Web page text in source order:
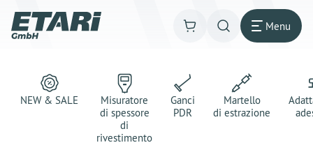
Menu
NEW & SALE
Misuratore
di spessore
di
rivestimento
Ganci
PDR
Martello
di estrazione